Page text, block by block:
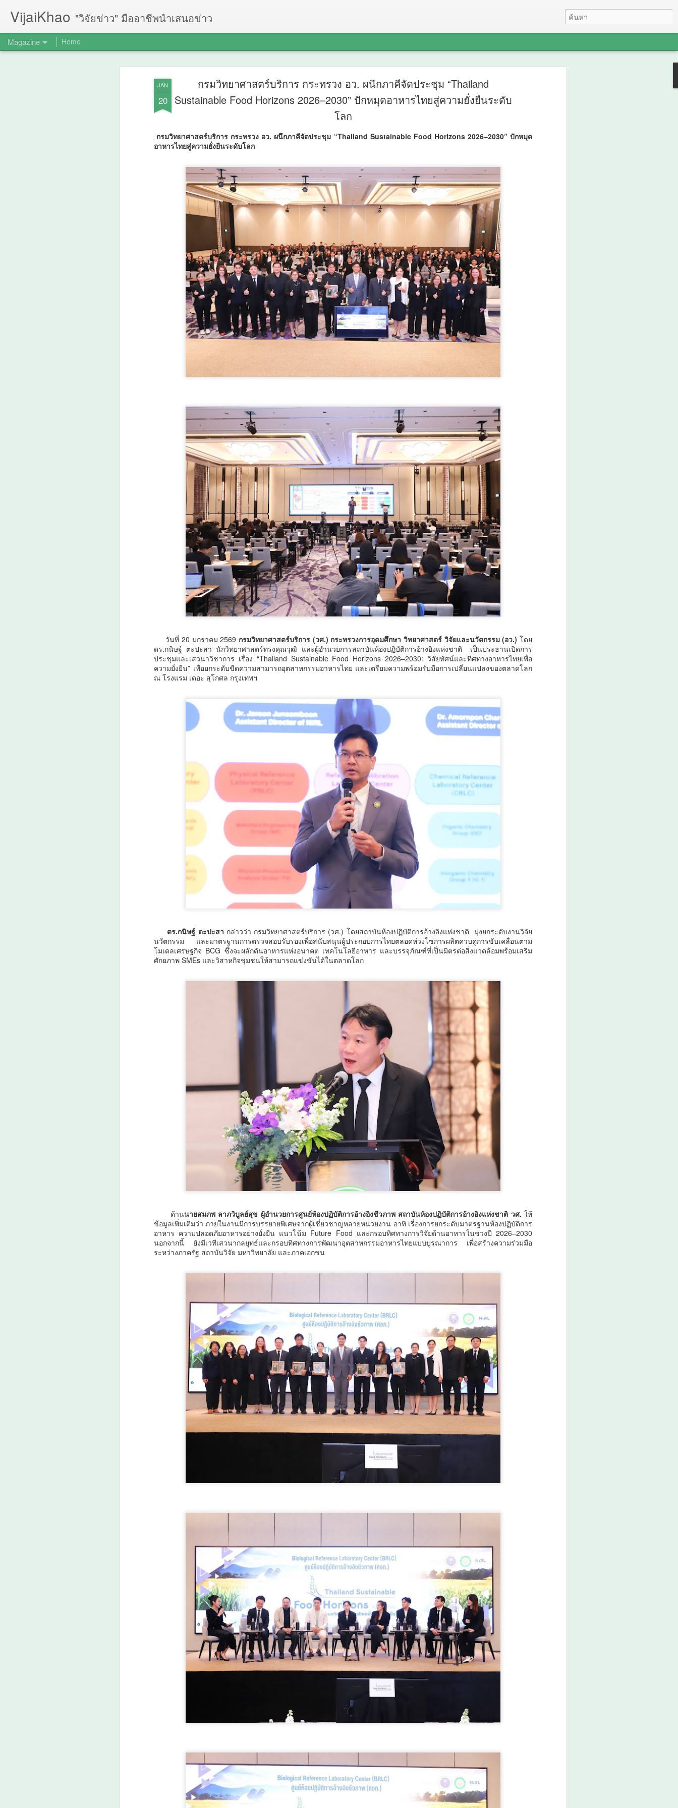
JAN
20
กรมวิทยาศาสตร์บริการ กระทรวง อว. ผนึกภาคีจัดประชุม “Thailand
Sustainable Food Horizons 2026–2030” ปักหมุดอาหารไทยสู่ความยั่งยืนระดับ
โลก
กรมวิทยาศาสตร์บริการ กระทรวง อว. ผนึกภาคีจัดประชุม “Thailand Sustainable Food Horizons 2026–2030” ปักหมุด
อาหารไทยสู่ความยั่งยืนระดับโลก
วันที่ 20 มกราคม 2569 กรมวิทยาศาสตร์บริการ (วศ.) กระทรวงการอุดมศึกษา วิทยาศาสตร์ วิจัยและนวัตกรรม (อว.) โดย
ดร.กนิษฐ์ ตะปะสา นักวิทยาศาสตร์ทรงคุณวุฒิ และผู้อำนวยการสถาบันห้องปฏิบัติการอ้างอิงแห่งชาติ เป็นประธานเปิดการ
ประชุมและเสวนาวิชาการ เรื่อง “Thailand Sustainable Food Horizons 2026–2030: วิสัยทัศน์และทิศทางอาหารไทยเพื่อ
ความยั่งยืน” เพื่อยกระดับขีดความสามารถอุตสาหกรรมอาหารไทย และเตรียมความพร้อมรับมือการเปลี่ยนแปลงของตลาดโลก
ณ โรงแรม เดอะ สุโกศล กรุงเทพฯ
ดร.กนิษฐ์ ตะปะสา กล่าวว่า กรมวิทยาศาสตร์บริการ (วศ.) โดยสถาบันห้องปฏิบัติการอ้างอิงแห่งชาติ มุ่งยกระดับงานวิจัย
นวัตกรรม และมาตรฐานการตรวจสอบรับรองเพื่อสนับสนุนผู้ประกอบการไทยตลอดห่วงโซ่การผลิตควบคู่การขับเคลื่อนตาม
โมเดลเศรษฐกิจ BCG ซึ่งจะผลักดันอาหารแห่งอนาคต เทคโนโลยีอาหาร และบรรจุภัณฑ์ที่เป็นมิตรต่อสิ่งแวดล้อมพร้อมเสริม
ศักยภาพ SMEs และวิสาหกิจชุมชนให้สามารถแข่งขันได้ในตลาดโลก
ด้านนายสมภพ ลาภวิบูลย์สุข ผู้อำนวยการศูนย์ห้องปฏิบัติการอ้างอิงชีวภาพ สถาบันห้องปฏิบัติการอ้างอิงแห่งชาติ วศ. ให้
ข้อมูลเพิ่มเติมว่า ภายในงานมีการบรรยายพิเศษจากผู้เชี่ยวชาญหลายหน่วยงาน อาทิ เรื่องการยกระดับมาตรฐานห้องปฏิบัติการ
อาหาร ความปลอดภัยอาหารอย่างยั่งยืน แนวโน้ม Future Food และกรอบทิศทางการวิจัยด้านอาหารในช่วงปี 2026–2030
นอกจากนี้ ยังมีเวทีเสวนากลยุทธ์และกรอบทิศทางการพัฒนาอุตสาหกรรมอาหารไทยแบบบูรณาการ เพื่อสร้างความร่วมมือ
ระหว่างภาครัฐ สถาบันวิจัย มหาวิทยาลัย และภาคเอกชน
VijaiKhao "วิจัยข่าว" มืออาชีพนำเสนอข่าว
Magazine Home
AUG
รฟท. จัดประชุมปัจฉิมนิเทศ
โครงการรถไฟชานเมืองสายสีแดง
สรุปผลศึกษาและรับฟังความคิด
รฟท.
ควบคุมการเจริญเติบโต
พืช” กอบกู้สวนกล้วย
หอม แก้ปัญหาต้นหัก
โค่นจากลมพายุพร้อม
เพิ่มขนาดผลผลิต-เพิ่ม
รายได้เกษตรกรไทย
วว. ชูนวัตกรรม “สารควบคุมการ
เจริญเติบโตพืช” กอบกู้สวนกล้วย
หอม แก้ปัญหาต้นหักโค่นจากลม
พายุพร้อมเพิ่มขนาดผลผลิต-เพิ่มราย
วิทยาศาสตร์ วิจัยและนวัตกรรม
(อว.) โดย ศูนย์เชี่ยวชาญนวัตกรรม
เกษตรสร้างสรรค์สถาบันวิจัย
วิทยาศาสตร์และเทคโนโลยีแห่ง
ประเทศไทย (วว.) ซึ่งได้รับการ
พัฒนาการวิจัยการเกษตร (องค์การ
มหาชน) หรือ สวก.
7
“พิพัฒน์ชัย” เปิด
โครงการ “กระทรวง
แรงงานสร้างโอกาส
สร้างอาชีพ” เดินหน้า
พัฒนาแรงงานศรีสะเกษ
มอบเครื่องมือทำมา
หากิน สร้างรายได้อย่าง
ยั่งยืน
“จุลพันธ์” ส่งโฆษก “พิพัฒน์ชัย” เปิด
โครงการ “กระทรวงแรงงานสร้าง
โอกาส สร้างอาชีพ” เดินหน้าพัฒนา
แรงงานศรีสะเกษ มอบเครื่องมือทำ
มาหากิน สร้างรายได้อย่างยั่งยืน
กระทรวงแรงงานเดินหน้าขับเคลื่อน
นโยบาย "เรียนได้ งบ จบได้งาน" มุ่ง
พัฒนาทักษะอาชีพให้ประชาชน
ควบคู่กับการสร้างโอกาสในการมี
งานทำ โดยนายจุลพันธ์ อมรวิวัฒน์
มอบหมาย นายพิพัฒน์ชัย ไพบูลย์
โฆษกกระทรวงแรงงาน (ฝ่าย
การเมือง) เป็นประธานเปิดโครงการ
"กระทรวงแรงงานสร้างโอกาส สร้าง
อาชีพ สู่แรงงานคุณภาพ จังหวัด
7
ประสานงานกองถ่าย
ต่างชาติมืออาชีพ เสริม
ความพร้อมไทยสู่
ศูนย์กลางการถ่ายทำ
ระดับนานาชาติ
กรมการท่องเที่ยวปั้นผู้ประสานงาน
กองถ่ายต่างชาติมืออาชีพ เสริม
ความพร้อมไทยสู่ศูนย์กลางการถ่าย
ทำระดับนานาชาติ
กรมการท่องเที่ยว เดินหน้าส่งเสริม
การถ่ายทำภาพยนตร์ต่างประเทศใน
ประเทศไทย จัดอบรมพัฒนา
ศักยภาพผู้ประสานงานและบุคลากร
ที่เกี่ยวข้อง ระหว่างวันที่ 6–7
สิงหาคม 2569 เพื่อยกระดับการให้
บริการแก่คณะถ่ายทำภาพยนตร์ต่าง
ประเทศให้มีมาตรฐาน สะดวก
รวดเร็ว และมีประสิทธิภาพ โดยนาย
วรรณ สุจริตกุล ผู้อำนวยการกอง
กิจการภาพยนตร์และวีดิทัศน์ต่าง
ประเทศ
7
สินค้าไทย ผลไม้เมือง
ร้อน–อาหารเอเชีย–
ผลิตภัณฑ์สัตว์เลี้ยง มี
ศักยภาพขยายตลาดสูง
มกอช. ชี้ชิลีเปิดโอกาสสินค้าไทย
ผลไม้เมืองร้อน–อาหารเอเชีย–
ผลิตภัณฑ์สัตว์เลี้ยง มีศักยภาพขยาย
ตลาดสูง
ประเทศชิลี - นางสาวรวินันท์ ฉ่ำ
เฉลิม รองเลขาธิการสำนักงาน
มาตรฐานสินค้าเกษตรและอาหาร
แห่งชาติ (มกอช.) เปิดเผยว่า
ระหว่างวันที่ 3–4 สิงหาคม 2569
คณะผู้แทน มกอช.
AUG
7
‘รองนายกฯ ยศชนัน’ เปิดตัว ‘THERA’ ยกระดับวิจัยการ
ศึกษาไทยสู่มาตรฐานโลกในงาน ThaiCER 2026
‘รองนายกฯ ยศชนัน’ เปิดตัว ‘THERA’ ยกระดับวิจัยการศึกษาไทยสู่มาตรฐาน
โลกในงาน ThaiCER 2026
วันที่ 7 สิงหาคม 2569 ศ.ดร.ยศชนัน วงศ์สวัสดิ์ รองนายกรัฐมนตรี และ
รัฐมนตรีว่าการกระทรวงการอุดมศึกษา วิทยาศาสตร์ วิจัยและนวัตกรรม เข้า
ร่วมการประชุมวิชาการระดับนานาชาติ Thailand International Conference
on Education Research (ThaiCER) 2026 จัดขึ้นโดยสำนักงานเลขาธิการ
สภาการศึกษา (สกศ.) โดยมี รศ.ดร.ประวิต เอราวรรณ์ เลขาธิการสภาการ
ศึกษา พร้อมด้วย ศ.โจ โอฮารา ประธานสมาคมวิจัยการศึกษาระดับโลก
ศ.ดร.
AUG
7
“เตาปูนโมเดล" เกมรุกสู้ NCDsใช้ข้อมูลขับเคลื่อนการ
พัฒนา สร้างนวัตกรรม "ดอกไม้ 3 สี" เชื่อมสถานีสุขภาพ
สุขภาพชุมชน สู่ต้นแบบการจัดการสุขภาวะอย่างยั่งยืน
“เตาปูนโมเดล" เกมรุกสู้ NCDsใช้ข้อมูลขับเคลื่อนการพัฒนา สร้างนวัตกรรม
"ดอกไม้ 3 สี" เชื่อมสถานีสุขภาพ เครือข่าย Caregiver และภูมิปัญญาพื้น
บ้าน พัฒนาระบบสุขภาพชุมชน สู่ต้นแบบการจัดการสุขภาวะอย่างยั่งยืน
เรื้อรัง (NCDs) ที่มีแนวโน้มเพิ่มขึ้นจากพฤติกรรมเสี่ยงด้านสุขภาพของ
ประชาชน ทั้งการดื่มสุรา การสูบบุหรี่ และการบริโภคอาหารรสหวาน มัน
และเค็ม ส่งผลให้ปัจจุบันมีผู้ป่วยโรคเบาหวาน 270 คน และผู้ป่วยโรคความ
ดันโลหิตสูงกว่า 700 คน จากประชากรท
AUG
7
วธ. เชิญชวนประชาชนร่วมกิจกรรมถวายพระราชกุศล
และน้อมสำนึกในพระมหากรุณาธิคุณสมเด็จพระนาง
เจ้าสิริกิติ์ พระบรมราชินีนาถ พระบรมราชชนนีพันปี
วธ.
AUG
7
กรมวิทยาศาสตร์บริการ ติดตามผลการพัฒนาผู้ประกอบ
การ ยกระดับนวัตกรรมอาหาร สร้างมูลค่าเพิ่มผลิตภัณฑ์
ชุมชน
📌กรมวิทยาศาสตร์บริการ ติดตามผลการพัฒนาผู้ประกอบการ ยกระดับ
นวัตกรรมอาหาร สร้างมูลค่าเพิ่มผลิตภัณฑ์ชุมชน
กรมวิทยาศาสตร์บริการ (วศ.) กระทรวงการอุดมศึกษา วิทยาศาสตร์ วิจัยและ
นวัตกรรม (อว.) นำโดย นายปรานต์ ปิ่นทอง นักวิทยาศาสตร์ชำนาญการ
พร้อมคณะฯ ลงพื้นที่จังหวัดสมุทรปราการ กำแพงเพชร และนครนายก
ระหว่างวันที่ 4–6 สิงหาคม 2569 เพื่อติดตามความก้าวหน้าและให้คำปรึกษา
เชิงลึกแก่ผู้ประกอบการที่เข้าร่วม โครงการเพิ่มประสิทธิภาพการผลิตอ
AUG
6
Thailand LAB INTERNATIONAL 2026 ผนึก
Bio+HealthTech INTERNATIONAL และ FutureCHEM
INTERNATIONAL เปิดเวที AI ขับเคลื่อนนวัตกรรม
วิทยาศาสตร์และสุขภาพ ยกระดับไทยสู่ศูนย์กลาง
Thailand LAB INTERNATIONAL 2026 ผนึก Bio+HealthTech
INTERNATIONAL และ FutureCHEM INTERNATIONAL เปิดเวที AI ขับ
เคลื่อนนวัตกรรมวิทยาศาสตร์และสุขภาพ ยกระดับไทยสู่ศูนย์กลางอาเซียน
6 สิงหาคม 2568 กรุงเทพฯ – เมื่อปัญญาประดิษฐ์ (AI) กำลังเข้ามามีบทบาท
สำคัญในการยกระดับงานวิจัย ห้องปฏิบัติการ การแพทย์ และภาค
อุตสาหกรรม ประเทศไทยกำลังก้าวสู่ยุคใหม่ของระบบนิเวศด้านวิทยาศาสตร์
และนวัตกรรมที่เชื่อมโยงการวิจัย เทคโนโลยี และภาคธุรกิจเข้าด้วยกัน เพื่อ
สร้างขีดความสามารถในการแข่งขันของประเทศและภูมิภาคอาเซียน
ศน. ร่วมกับสำนักงานวัฒนธรรมจังหวัด 14 จังหวัดภาค
ใต้ จัด “มหกรรมสีสันแห่งศรัทธา พัฒนาชุมชนคุณธรรม
พลังบวร” สืบสานคุณธรรม ต่อยอดทุนวัฒนธรรมสู่ชุมชน
ศน. ร่วมกับสำนักงานวัฒนธรรมจังหวัด 14 จังหวัดภาคใต้ จัด “มหกรรมสีสัน
แห่งศรัทธา พัฒนาชุมชนคุณธรรมพลังบวร” สืบสานคุณธรรม ต่อยอดทุน
วัฒนธรรมสู่ชุมชน
วันที่ 7 สิงหาคม 2569 เวลา 19.00 น. กรมการศาสนา กระทรวงวัฒนธรรม
ร่วมกับจังหวัดสตูล และสำนักงานวัฒนธรรมจังหวัด 14 จังหวัดภาคใต้ จัดพิธี
เปิดงาน “มหกรรมสีสันแห่งศรัทธา พัฒนาชุมชนคุณธรรมพลังบวร ภาคกใต้”
ภายใต้โครงการพลังบวรในมิติศาสนา ประจำปีงบประมาณ พ.ศ.
สมุทรสาครเฮ! รถไฟฟ้าสายสีแดงเข้ม วงเวียนใหญ่–
มหาชัย 36.8 กม. คืบหน้าอีกขั้น รับฟังความเห็นกว่า 200
สมุทรสาครเฮ! รถไฟฟ้าสายสีแดงเข้ม วงเวียนใหญ่–มหาชัย 36.8 กม.
AUG
วศ.อว.–วท.กห. เปิดเวทีหารือแนวทางขับเคลื่อน
วิทยาศาสตร์และเทคโนโลยี เพื่อสนับสนุน อุตสาหกรรม
ป้องกันประเทศ
วศ.อว.–วท.กห.
AUG
6
กรมพัฒน์ คว้ารางวัล GDCC GOV Cloud Awards
ตอกย้ำความสำเร็จของระบบ DSD Online Training ใน
การขับเคลื่อนการพัฒนากำลังคนที่ทันสมัย
กรมพัฒน์ คว้ารางวัล GDCC GOV Cloud Awards ตอกย้ำความสำเร็จของ
ระบบ DSD Online Training ในการขับเคลื่อนการพัฒนากำลังคนที่ทันสมัย
กรมพัฒนาฝีมือแรงงาน ได้รับรางวัล GDCC GOV Cloud Awards ประจำปี
พ.ศ.
เทียนพรรษา 2 แผ่นดิน สานสัมพันธ์ ไทย – มาเลเซีย”
เชิญชวนพุทธศาสนิกชน งด ละ เลิกอบายมุข เนื่องใน
เทศกาลเข้าพรรษา
ศน.
AUG
6
มูลนิธิกองทุนนิยมไทย จับมือ กระทรวงวัฒนธรรม แถลง
เปิดตัวโครงการ ประกวดอัตลักษณ์อาหารภูมิภาค "รส
ถิ่นไทย" เฟ้นหาเมนูต้นตำรับ 4 ภูมิภาค ดัน Soft Power สู่
ระดับโลก
มูลนิธิกองทุนนิยมไทย จับมือ กระทรวงวัฒนธรรม แถลงเปิดตัวโครงการ
ประกวดอัตลักษณ์อาหารภูมิภาค "รสถิ่นไทย" เฟ้นหาเมนูต้นตำรับ 4 ภูมิภาค
การสร้างมูลค่าเพิ่มทางเศรษฐกิจ และการท่องเที่ยวเชิงอาหาร อย่างยั่งยืน
งานแถลงข่า
ไอซ์ล๊อตมหึมากว่า 300 โล ก่อนเข้ากลางกรุง
นครบาล 1 กัดไม่ปล่อย! แกะรอยขยายผลกลุ่มนักบิน จับไอซ์ล๊อตมหึมากว่า
300 โล ก่อนเข้ากลางกรุง
ย้อนไปเมื่อ 16 มี.ค.2569 ที่ผ่านมา กก.สืบสวนนครบาล 1 บช.น.